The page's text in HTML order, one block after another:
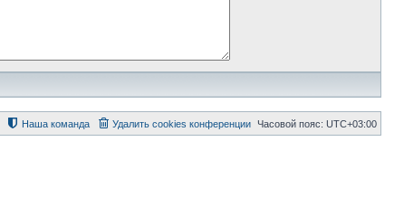
Часовой пояс: UTC+03:00
Удалить cookies конференции
Наша команда